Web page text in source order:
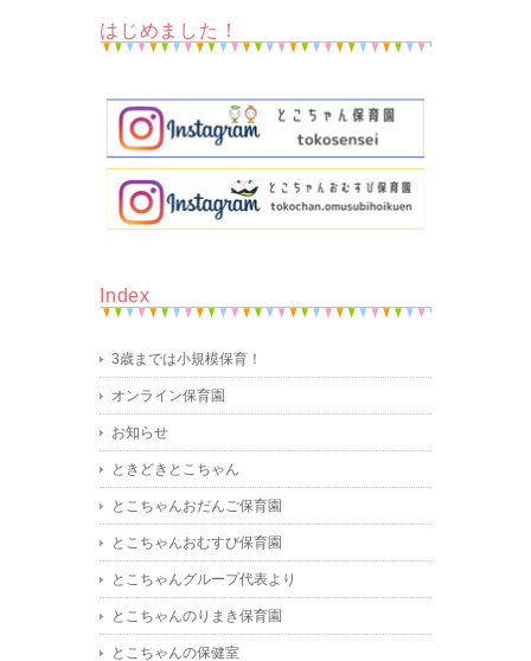
はじめました！
Index
3歳までは小規模保育！
オンライン保育園
お知らせ
ときどきとこちゃん
とこちゃんおだんご保育園
とこちゃんおむすび保育園
とこちゃんグループ代表より
とこちゃんのりまき保育園
とこちゃんの保健室